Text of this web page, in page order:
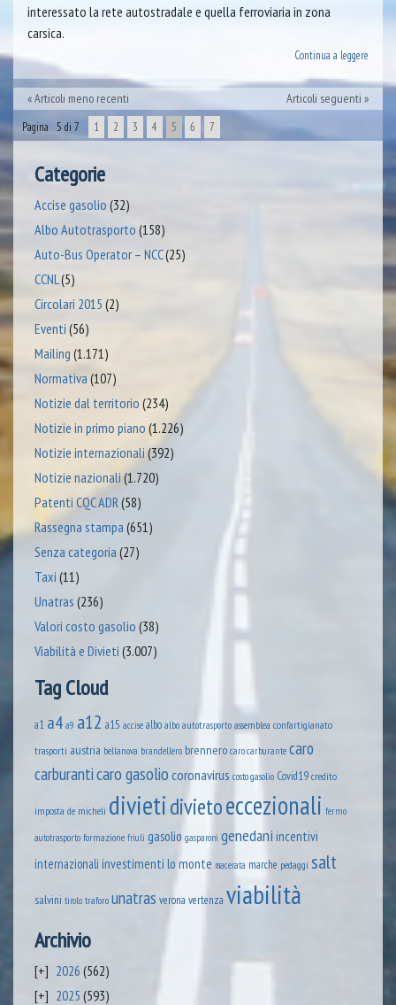
interessato la rete autostradale e quella ferroviaria in zona
carsica.
Continua a leggere
Articoli meno recenti Articoli seguenti
Pagina 5 di 7 1 2 3 4 5 6 7
Categorie
Accise gasolio (32)
Albo Autotrasporto (158)
Auto-Bus Operator – NCC(25)
CCNL (5)
Circolari 2015 (2)
Eventi (56)
Mailing (1.171)
Normativa (107)
Notizie dal territorio (234)
Notizie in primo piano (1.226)
Notizie internazionali (392)
Notizie nazionali(1.720)
Patenti CQC ADR (58)
Rassegna stampa (651)
Senza categoria (27)
Taxi (11)
Unatras (236)
Valori costo gasolio (38)
Viabilità e Divieti (3.007)
Tag Cloud
a1 a4 a9 a12 a15 accise albo albo autotrasporto assemblea confartigianato
trasporti austria bellanova brandellero brennero caro carburante caro
carburanticaro gasoliocoronavirus costo gasolio Covid19credito
imposta de micheli divietidivietoeccezionali fermo
autotrasporto formazione friuli gasolio gasparoni genedani incentivi
internazionali investimenti lo monte macerata marche pedaggi salt
salvini tirolo traforo unatras verona vertenza viabilità
Archivio
2026 (562)
2025 (593)